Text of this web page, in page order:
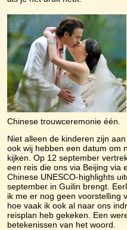
Chinese trouwceremonie één.
Niet alleen de kinderen zijn
ook wij hebben een datum om
kijken. Op 12 september
een reis die ons via Beijing via
Chinese UNESCO-highlights
september in Guilin brengt.
ik me er nog geen voorstelling
hoe vaak ik ook al naar ons
reisplan heb gekeken. Een
betekenissen van het woord.